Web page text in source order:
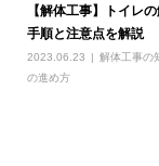
【解体工事】トイレ
手順と注意点を解説
2023.06.23 解体工事の
の進め方